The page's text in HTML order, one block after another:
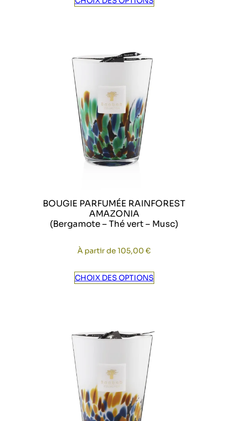
BOUGIE PARFUMÉE RAINFOREST
AMAZONIA
(Bergamote – Thé vert – Musc)
À partir de105,00 €
CHOIX DES OPTIONS